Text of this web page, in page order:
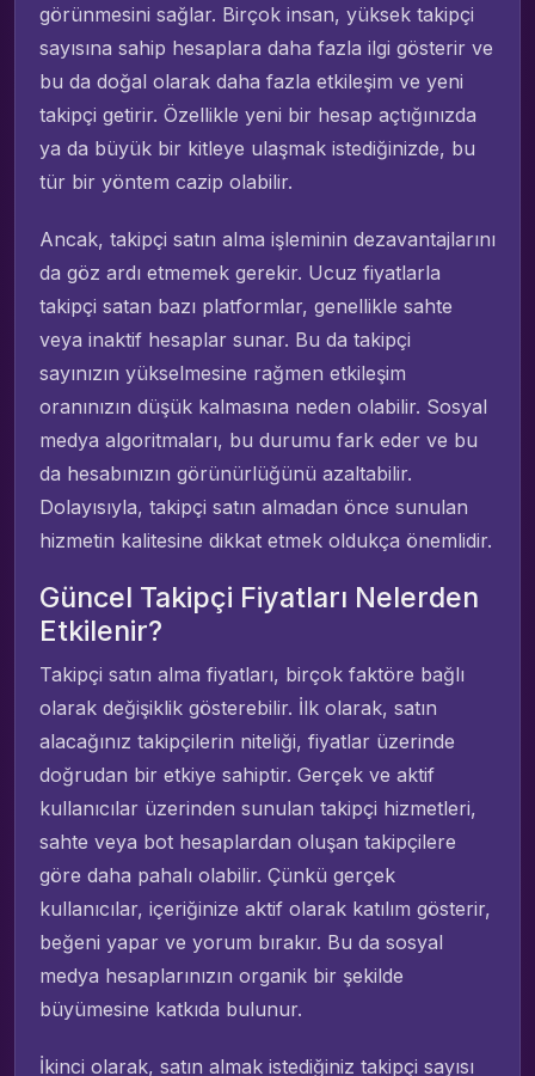
görünmesini sağlar. Birçok insan, yüksek takipçi
sayısına sahip hesaplara daha fazla ilgi gösterir ve
bu da doğal olarak daha fazla etkileşim ve yeni
takipçi getirir. Özellikle yeni bir hesap açtığınızda
ya da büyük bir kitleye ulaşmak istediğinizde, bu
tür bir yöntem cazip olabilir.
Ancak, takipçi satın alma işleminin dezavantajlarını
da göz ardı etmemek gerekir. Ucuz fiyatlarla
takipçi satan bazı platformlar, genellikle sahte
veya inaktif hesaplar sunar. Bu da takipçi
sayınızın yükselmesine rağmen etkileşim
oranınızın düşük kalmasına neden olabilir. Sosyal
medya algoritmaları, bu durumu fark eder ve bu
da hesabınızın görünürlüğünü azaltabilir.
Dolayısıyla, takipçi satın almadan önce sunulan
hizmetin kalitesine dikkat etmek oldukça önemlidir.
Güncel Takipçi Fiyatları Nelerden
Etkilenir?
Takipçi satın alma fiyatları, birçok faktöre bağlı
olarak değişiklik gösterebilir. İlk olarak, satın
alacağınız takipçilerin niteliği, fiyatlar üzerinde
doğrudan bir etkiye sahiptir. Gerçek ve aktif
kullanıcılar üzerinden sunulan takipçi hizmetleri,
sahte veya bot hesaplardan oluşan takipçilere
göre daha pahalı olabilir. Çünkü gerçek
kullanıcılar, içeriğinize aktif olarak katılım gösterir,
beğeni yapar ve yorum bırakır. Bu da sosyal
medya hesaplarınızın organik bir şekilde
büyümesine katkıda bulunur.
İkinci olarak, satın almak istediğiniz takipçi sayısı